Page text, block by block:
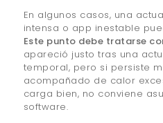
En algunos casos, una
intensa o app inestable
Este punto debe tratarse
apareció justo tras una
temporal, pero si persiste
acompañado de calor
carga bien, no conviene
software.